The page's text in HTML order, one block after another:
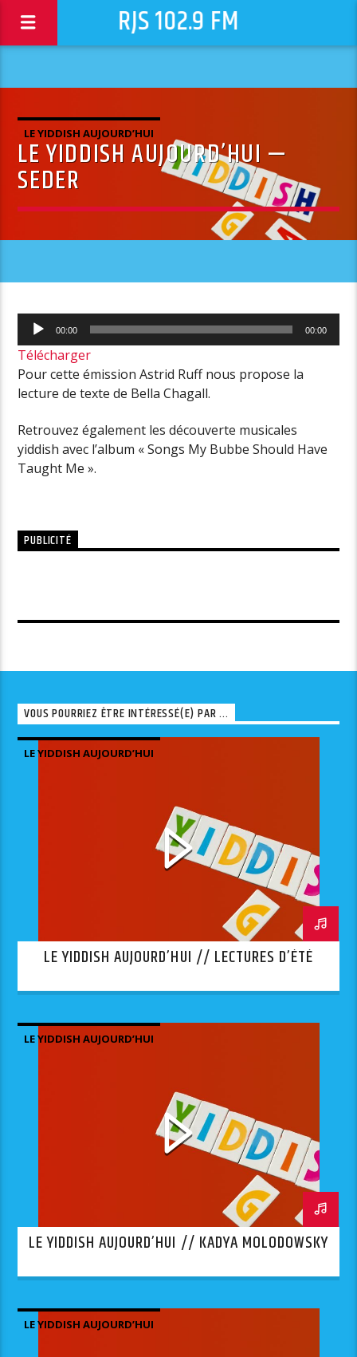
RJS 102.9 FM
LE YIDDISH AUJOURD’HUI
LE YIDDISH AUJOURD’HUI —
SEDER
Lecteur
audio
00:00 00:00
Télécharger
Pour cette émission Astrid Ruff nous propose la
lecture de texte de Bella Chagall.
Retrouvez également les découverte musicales
yiddish avec l’album «Songs My Bubbe Should Have
Taught Me ».
PUBLICITÉ
VOUS POURRIEZ ÊTRE INTÉRESSÉ(E) PAR ...
LE YIDDISH AUJOURD’HUI
LE YIDDISH AUJOURD’HUI // LECTURES D’ÉTÉ
LE YIDDISH AUJOURD’HUI
LE YIDDISH AUJOURD’HUI // KADYA MOLODOWSKY
LE YIDDISH AUJOURD’HUI